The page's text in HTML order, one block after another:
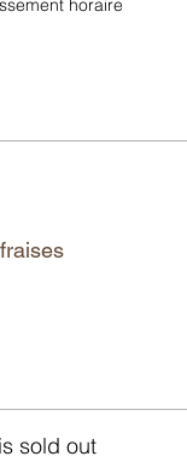
horaire
sold out